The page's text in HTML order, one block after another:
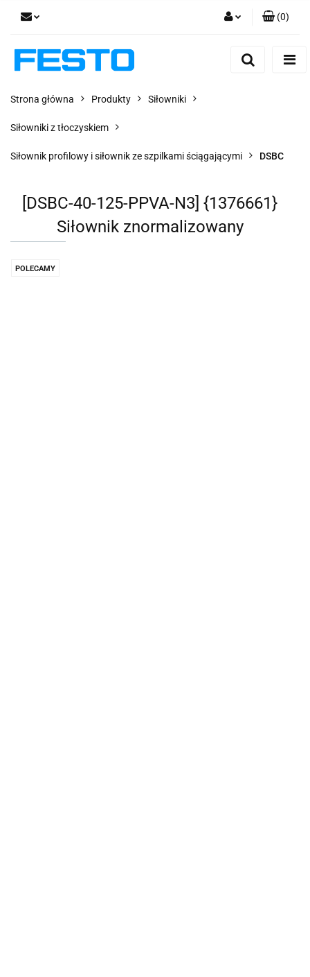
Dodaj zgłoszenie
(0)
Strona główna Produkty Siłowniki
Siłowniki z tłoczyskiem
Siłownik profilowy i siłownik ze szpilkami ściągającymi DSBC
[DSBC-40-125-PPVA-N3] {1376661}
Siłownik znormalizowany
POLECAMY